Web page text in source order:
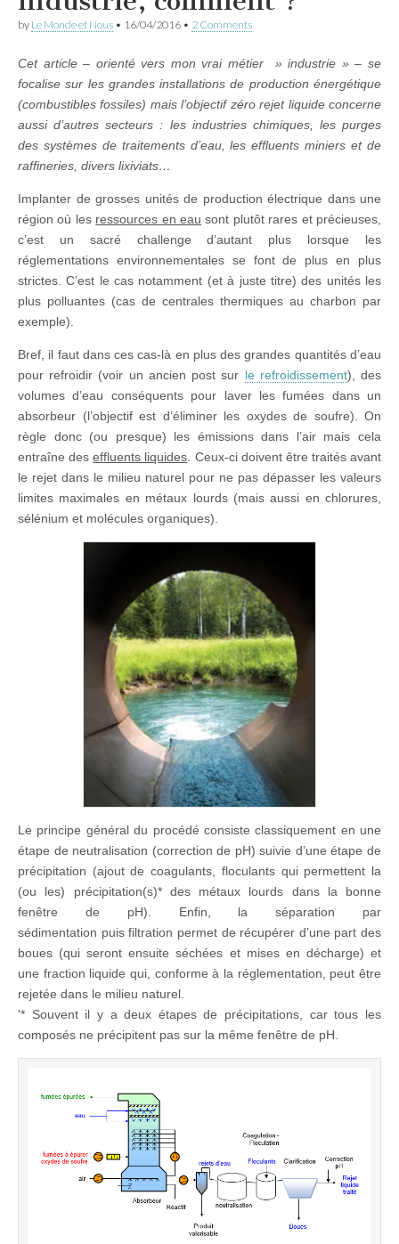
by Le Monde et Nous • 16/04/2016 • 2 Comments
Cet article – orienté vers mon vrai métier » industrie » – se
focalise sur les grandes installations de production énergétique
(combustibles fossiles) mais l’objectif zéro rejet liquide concerne
aussi d’autres secteurs : les industries chimiques, les purges
des systèmes de traitements d’eau, les effluents miniers et de
raffineries, divers lixiviats…
Implanter de grosses unités de production électrique dans une
région où les ressources en eau sont plutôt rares et précieuses,
c’est un sacré challenge d’autant plus lorsque les
réglementations environnementales se font de plus en plus
strictes. C’est le cas notamment (et à juste titre) des unités les
plus polluantes (cas de centrales thermiques au charbon par
exemple).
Bref, il faut dans ces cas-là en plus des grandes quantités d’eau
pour refroidir (voir un ancien post sur le refroidissement), des
volumes d’eau conséquents pour laver les fumées dans un
absorbeur (l’objectif est d’éliminer les oxydes de soufre). On
règle donc (ou presque) les émissions dans l’air mais cela
entraîne deseffluents liquides . Ceux-ci doivent être traités avant
le rejet dans le milieu naturel pour ne pas dépasser les valeurs
limites maximales en métaux lourds (mais aussi en chlorures,
sélénium et molécules organiques).
Le principe général du procédé consiste classiquement en une
étape de neutralisation (correction de pH) suivie d’une étape de
précipitation (ajout de coagulants, floculants qui permettent la
(ou les) précipitation(s)* des métaux lourds dans la bonne
fenêtre de pH). Enfin, la séparation par
sédimentation puis filtration permet de récupérer d’une part des
boues (qui seront ensuite séchées et mises en décharge) et
une fraction liquide qui, conforme à la réglementation, peut être
rejetée dans le milieu naturel.
‘* Souvent il y a deux étapes de précipitations, car tous les
composés ne précipitent pas sur la même fenêtre de pH.